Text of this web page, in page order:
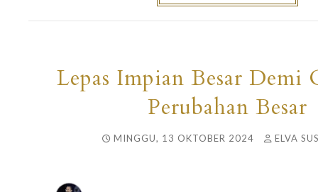
Lepas Impian Besar Demi
Perubahan Besar
MINGGU, 13 OKTOBER 2024 ELVA